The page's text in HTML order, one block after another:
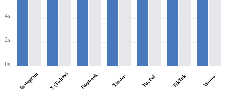
4s
2s
0s
Instagram X (Twitter) Facebook Tinder PayPal TikTok Venmo